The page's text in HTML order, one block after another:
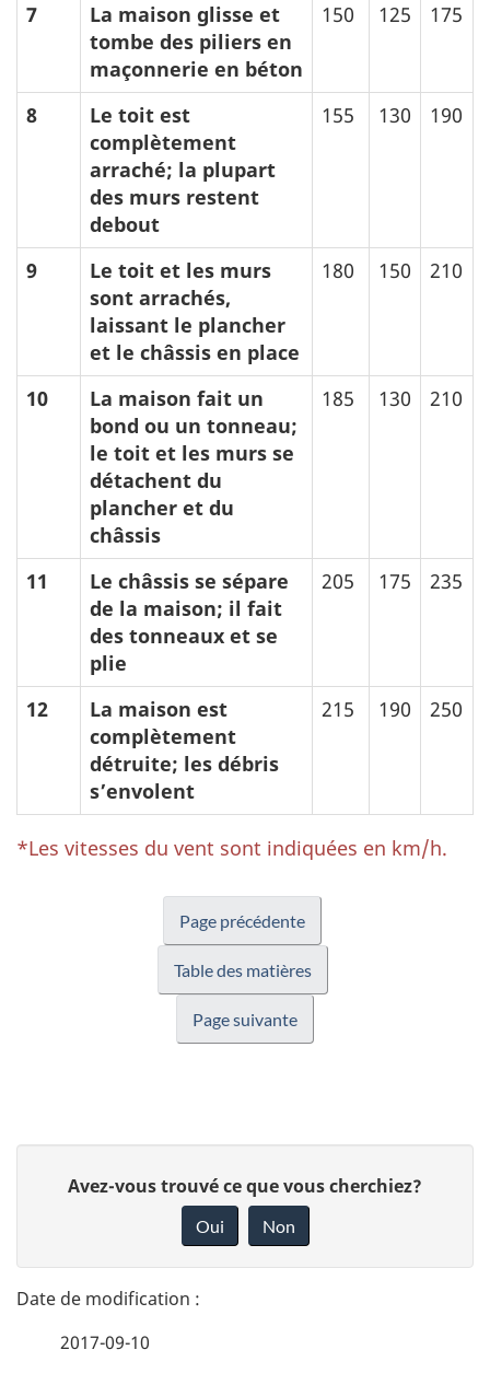
7
La maison glisse et
tombe des piliers en
maçonnerie en béton
150 125 175
8
Le toit est
complètement
arraché; la plupart
des murs restent
debout
155 130 190
9
Le toit et les murs
sont arrachés,
laissant le plancher
et le châssis en place
180 150 210
10
La maison fait un
bond ou un tonneau;
le toit et les murs se
détachent du
plancher et du
châssis
185 130 210
11
Le châssis se sépare
de la maison; il fait
des tonneaux et se
plie
205 175 235
12
La maison est
complètement
détruite; les débris
s’envolent
215 190 250
*Les vitesses du vent sont indiquées en km/h.
Page précédente
Table des matières
Page suivante
t
a
n
Avez-vous trouvé ce que vous cherchiez?
Oui Non
2017-09-10